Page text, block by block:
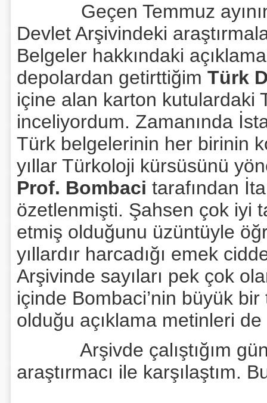
Geçen Temmuz ayının
Devlet Arşivindeki
Belgeler hakkındaki
depolardan getirttiğim Türk
içine alan karton kutulardaki
inceliyordum. Zamanında
Türk belgelerinin her birinin
yıllar Türkoloji kürsüsünü
Prof. Bombaci tarafından
özetlenmişti. Şahsen çok iyi
etmiş olduğunu üzüntüyle
yıllardır harcadığı emek
Arşivinde sayıları pek çok
içinde Bombaci’nin büyük
olduğu açıklama metinleri
Arşivde çalıştığım
araştırmacı ile karşılaştım.